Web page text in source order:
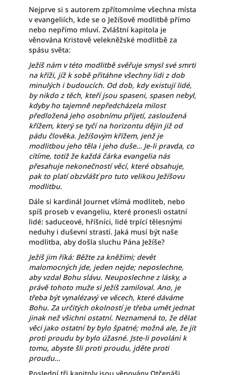
Nejprve si s autorem zpřítomníme všechna místa
v evangeliích, kde se o Ježíšově modlitbě přímo
nebo nepřímo mluví. Zvláštní kapitola je
věnována Kristově velekněžské modlitbě za
spásu světa:
Ježíš nám v této modlitbě svěřuje smysl své smrti
na kříži, jíž k sobě přitáhne všechny lidi z dob
minulých i budoucích. Od dob, kdy existují lidé,
by nikdo z těch, kteří jsou spaseni, spasen nebyl,
kdyby ho tajemně nepředcházela milost
předložená jeho osobnímu přijetí, zasloužená
křížem, který se tyčí na horizontu dějin již od
pádu člověka. Ježíšovým křížem, jenž je
modlitbou jeho těla i jeho duše… Je-li pravda, co
cítíme, totiž že každá čárka evangelia nás
přesahuje nekonečností věcí, které obsahuje,
pak to platí obzvlášť pro tuto velikou Ježíšovu
modlitbu.
Dále si kardinál Journet všímá modliteb, nebo
spíš proseb v evangeliu, které pronesli ostatní
lidé: saduceové, hříšníci, lidé trpící tělesnými
neduhy i duševní strastí. Jaká musí být naše
modlitba, aby došla sluchu Pána Ježíše?
Ježíš jim říká: Běžte za kněžími; devět
malomocných jde, jeden nejde; neposlechne,
aby vzdal Bohu slávu. Neuposlechne z lásky, a
právě tohoto muže si Ježíš zamiloval. Ano, je
třeba být vynalézavý ve věcech, které dáváme
Bohu. Za určitých okolností je třeba umět jednat
jinak než všichni ostatní. Neznamená to, že dělat
věci jako ostatní by bylo špatné; možná ale, že jít
proti proudu by bylo úžasné. Jste-li povoláni k
tomu, abyste šli proti proudu, jděte proti
proudu…